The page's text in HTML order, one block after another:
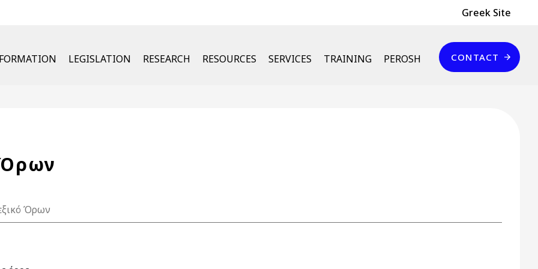
Header Top
Greek Site
LEGISLATION RESEARCH RESOURCES SERVICES TRAINING PEROSH
Επικοινωνία
CONTACT
Όρων
Όρων